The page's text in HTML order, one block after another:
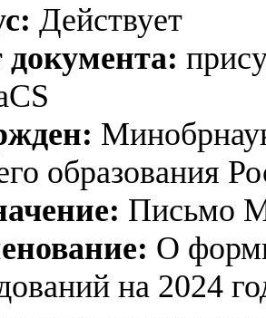
Действует
документа:
образования
Письмо
О
на 2024